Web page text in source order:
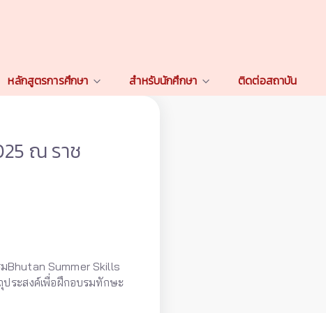
หลักสูตรการศึกษา สำหรับนักศึกษา ติดต่อสถาบัน
ณ ราช
Bhutan Summer Skills
ประสงค์เพื่อฝึกอบรมทักษะ